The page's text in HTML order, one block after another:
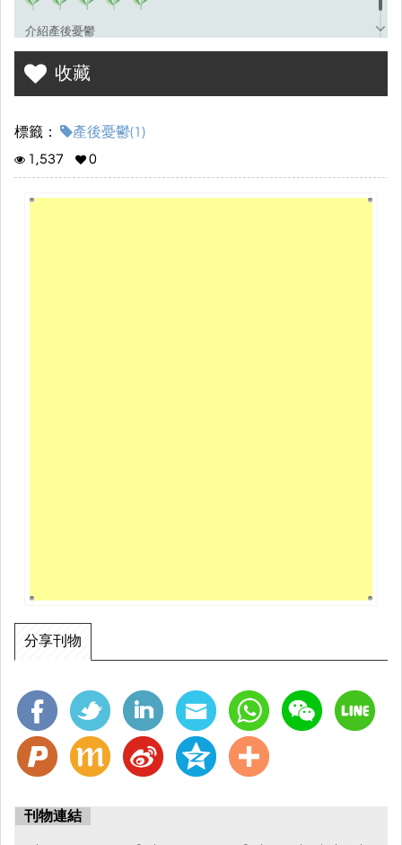
介紹產後憂鬱
收藏
標籤：
產後憂鬱(1)
1,537
0
分享刊物
刊物連結